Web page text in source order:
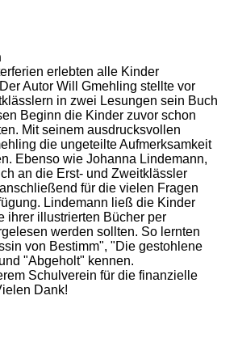
erlebten alle Kinder
Autor Will Gmehling stellte vor
in zwei Lesungen sein Buch
Beginn die Kinder zuvor schon
Mit seinem ausdrucksvollen
die ungeteilte Aufmerksamkeit
Ebenso wie Johanna Lindemann,
an die Erst- und Zweitklässler
für die vielen Fragen
Lindemann ließ die Kinder
ihrer illustrierten Bücher per
werden sollten. So lernten
von Bestimm", "Die gestohlene
"Abgeholt" kennen.
Schulverein für die finanzielle
Dank!